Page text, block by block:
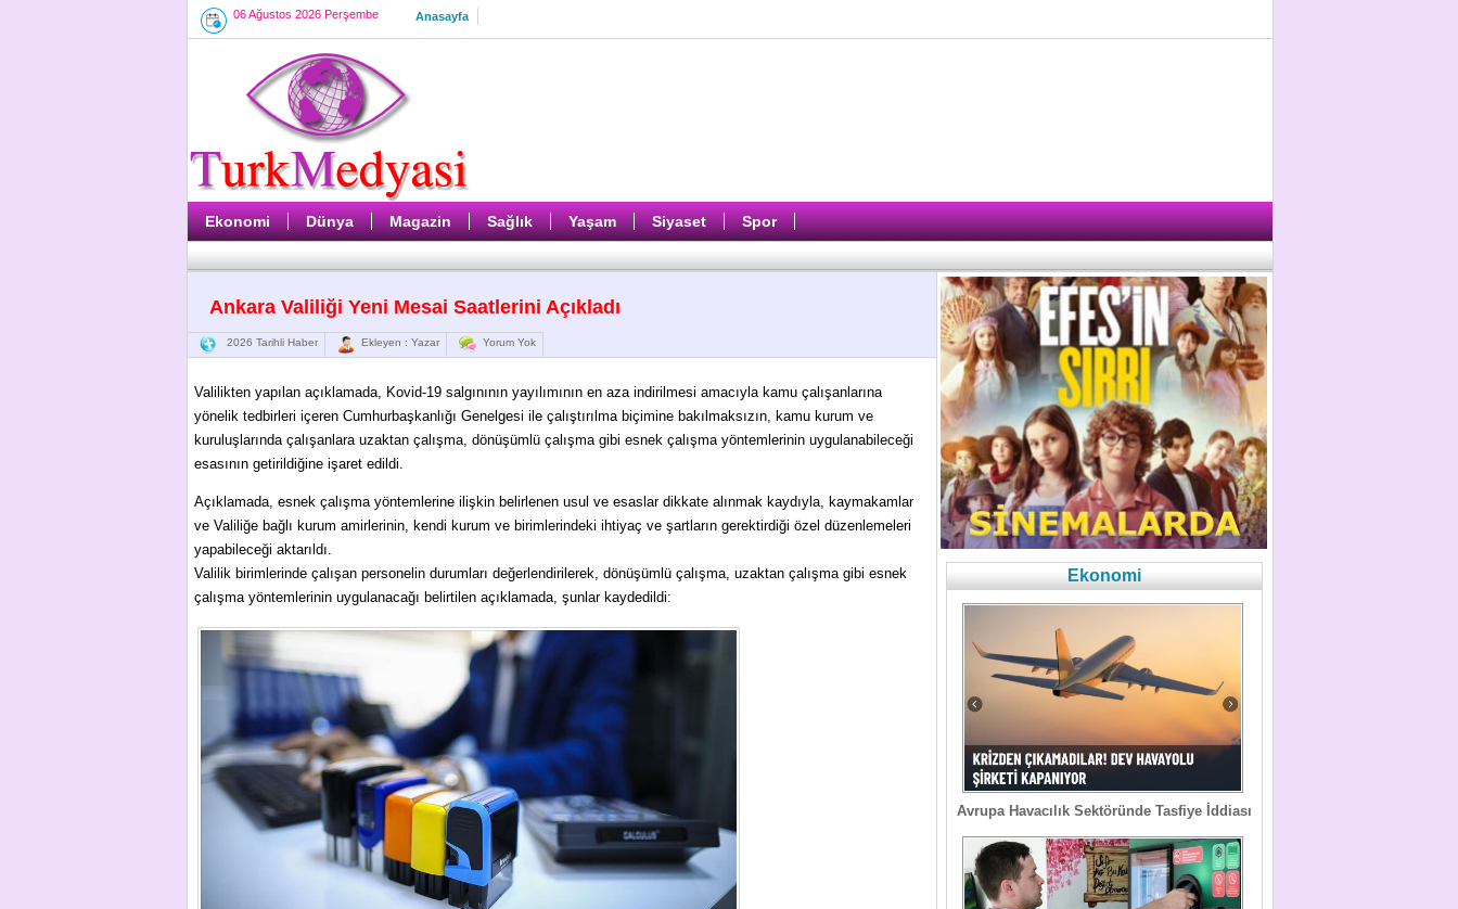
06 Ağustos 2026 Perşembe Anasayfa
Ekonomi Dünya Magazin Sağlık Yaşam Siyaset Spor
Ankara Valiliği Yeni Mesai Saatlerini Açıkladı
2026 Tarihli Haber Ekleyen : Yazar Yorum Yok
Valilikten yapılan açıklamada, Kovid-19 salgınının yayılımının en aza indirilmesi amacıyla kamu çalışanlarına
yönelik tedbirleri içeren Cumhurbaşkanlığı Genelgesi ile çalıştırılma biçimine bakılmaksızın, kamu kurum ve
kuruluşlarında çalışanlara uzaktan çalışma, dönüşümlü çalışma gibi esnek çalışma yöntemlerinin uygulanabileceği
esasının getirildiğine işaret edildi.
Açıklamada, esnek çalışma yöntemlerine ilişkin belirlenen usul ve esaslar dikkate alınmak kaydıyla, kaymakamlar
ve Valiliğe bağlı kurum amirlerinin, kendi kurum ve birimlerindeki ihtiyaç ve şartların gerektirdiği özel düzenlemeleri
yapabileceği aktarıldı.
Valilik birimlerinde çalışan personelin durumları değerlendirilerek, dönüşümlü çalışma, uzaktan çalışma gibi esnek
çalışma yöntemlerinin uygulanacağı belirtilen açıklamada, şunlar kaydedildi:
Ekonomi
Avrupa Havacılık Sektöründe Tasfiye İddiası